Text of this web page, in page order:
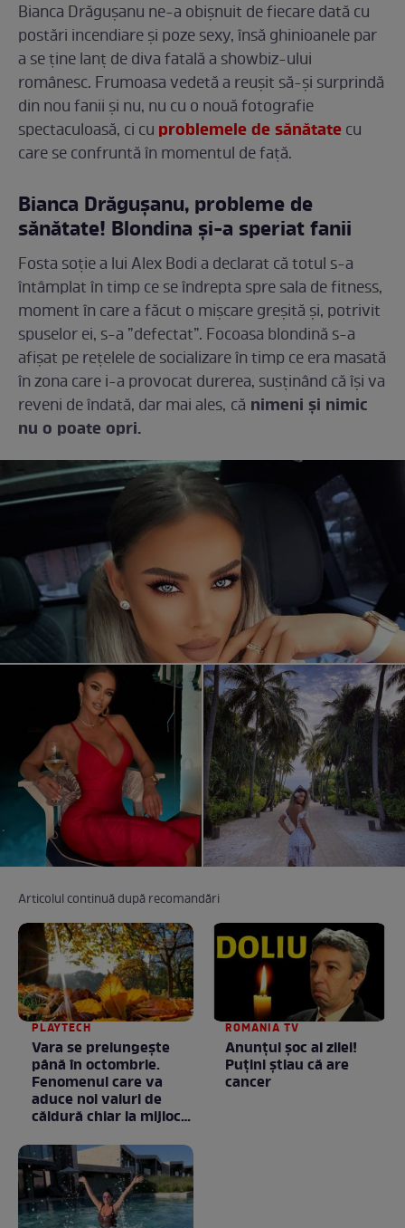
Bianca Drăgușanu ne-a obișnuit de fiecare dată cu
postări incendiare și poze sexy, însă ghinioanele par
a se ține lanț de diva fatală a showbiz-ului
românesc. Frumoasa vedetă a reușit să-și surprindă
din nou fanii și nu, nu cu o nouă fotografie
spectaculoasă, ci cu problemele de sănătatecu
care se confruntă în momentul de față.
Bianca Drăgușanu, probleme de
sănătate! Blondina și-a speriat fanii
Fosta soție a lui Alex Bodi a declarat că totul s-a
întâmplat în timp ce se îndrepta spre sala de fitness,
moment în care a făcut o mișcare greșită și, potrivit
spuselor ei, s-a ”defectat”. Focoasa blondină s-a
afișat pe rețelele de socializare în timp ce era masată
în zona care i-a provocat durerea, susținând că își va
reveni de îndată, dar mai ales, că nimeni și nimic
nu o poate opri.
Articolul continuă după recomandări
PLAYTECH
Vara se prelungeşte
până în octombrie.
Fenomenul care va
aduce noi valuri de
căldură chiar la mijlocul
ROMANIA TV
Anunţul şoc al zilei!
Puţini ştiau că are
cancer